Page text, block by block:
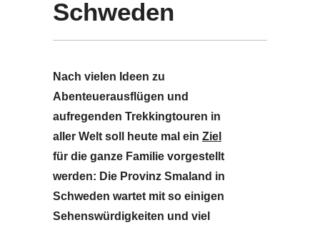
Schweden
Nach vielen Ideen zu
Abenteuerausflügen und
aufregenden Trekkingtouren in
aller Welt soll heute mal ein Ziel
für die ganze Familie vorgestellt
werden: Die Provinz Smaland in
Schweden wartet mit so einigen
Sehenswürdigkeiten und viel